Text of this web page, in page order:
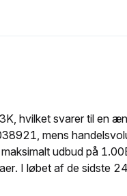
hvilket svarer til en
mens
udbud på
I løbet af de sidste